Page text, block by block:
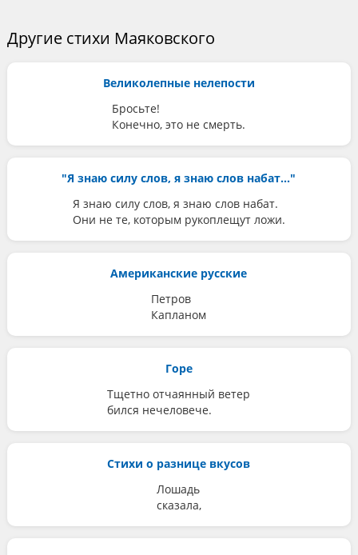
Другие стихи Маяковского
Великолепные нелепости
Бросьте!
Конечно, это не смерть.
"Я знаю силу слов, я знаю слов набат..."
Я знаю силу слов, я знаю слов набат.
Они не те, которым рукоплещут ложи.
Американские русские
Петров
Капланом
Горе
Тщетно отчаянный ветер
бился нечеловече.
Стихи о разнице вкусов
Лошадь
сказала,